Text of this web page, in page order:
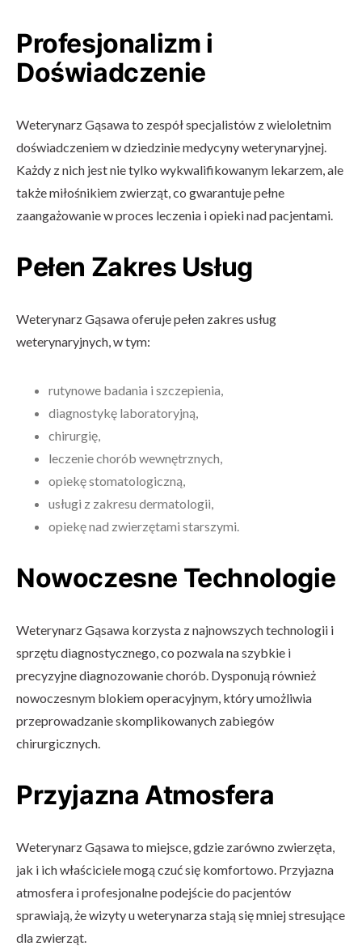
Profesjonalizm i
Doświadczenie
Weterynarz Gąsawa to zespół specjalistów z wieloletnim
doświadczeniem w dziedzinie medycyny weterynaryjnej.
Każdy z nich jest nie tylko wykwalifikowanym lekarzem, ale
także miłośnikiem zwierząt, co gwarantuje pełne
zaangażowanie w proces leczenia i opieki nad pacjentami.
Pełen Zakres Usług
Weterynarz Gąsawa oferuje pełen zakres usług
weterynaryjnych, w tym:
rutynowe badania i szczepienia,
diagnostykę laboratoryjną,
chirurgię,
leczenie chorób wewnętrznych,
opiekę stomatologiczną,
usługi z zakresu dermatologii,
opiekę nad zwierzętami starszymi.
Nowoczesne Technologie
Weterynarz Gąsawa korzysta z najnowszych technologii i
sprzętu diagnostycznego, co pozwala na szybkie i
precyzyjne diagnozowanie chorób. Dysponują również
nowoczesnym blokiem operacyjnym, który umożliwia
przeprowadzanie skomplikowanych zabiegów
chirurgicznych.
Przyjazna Atmosfera
Weterynarz Gąsawa to miejsce, gdzie zarówno zwierzęta,
jak i ich właściciele mogą czuć się komfortowo. Przyjazna
atmosfera i profesjonalne podejście do pacjentów
sprawiają, że wizyty u weterynarza stają się mniej stresujące
dla zwierząt.